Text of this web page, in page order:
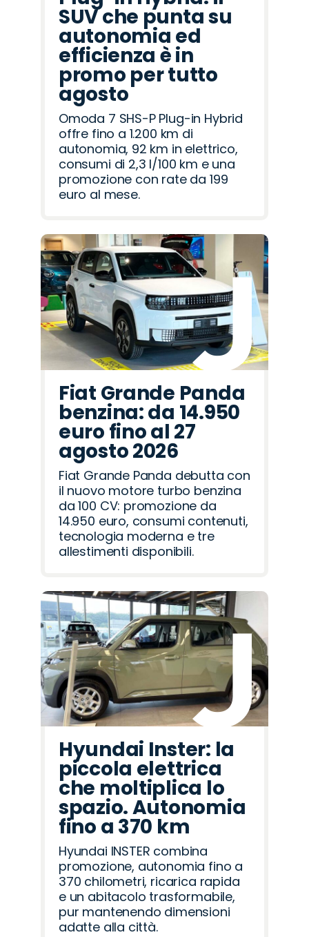
SUV che punta su
autonomia ed
efficienza è in
promo per tutto
agosto
Omoda 7 SHS-P Plug-in Hybrid
offre fino a 1.200 km di
autonomia, 92 km in elettrico,
consumi di 2,3 l/100 km e una
promozione con rate da 199
euro al mese.
Fiat Grande Panda
benzina: da 14.950
euro fino al 27
agosto 2026
Fiat Grande Panda debutta con
il nuovo motore turbo benzina
da 100 CV: promozione da
14.950 euro, consumi contenuti,
tecnologia moderna e tre
allestimenti disponibili.
Hyundai Inster: la
piccola elettrica
che moltiplica lo
spazio. Autonomia
fino a 370 km
Hyundai INSTER combina
promozione, autonomia fino a
370 chilometri, ricarica rapida
e un abitacolo trasformabile,
pur mantenendo dimensioni
adatte alla città.